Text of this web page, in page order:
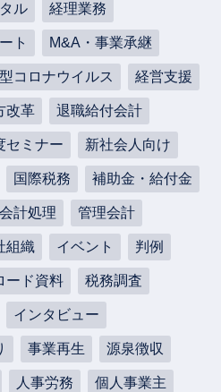
ル 経理業務
ト M&A・事業承継
コロナウイルス 経営支援
改革 退職給付会計
セミナー 新社会人向け
国際税務 補助金・給付金
会計処理 管理会計
組織 イベント 判例
ード資料 税務調査
インタビュー
事業再生 源泉徴収
人事労務 個人事業主